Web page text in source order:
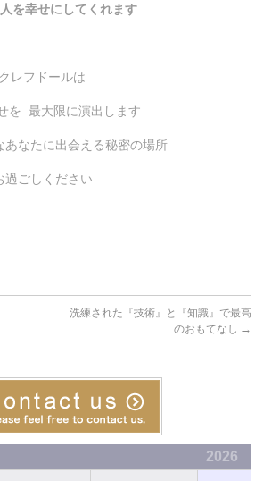
を幸せにしてくれます
レフドールは
を 最大限に演出します
あなたに出会える秘密の場所
過ごしください
洗練された『技術』と『知識』で最高
のおもてなし →
2026